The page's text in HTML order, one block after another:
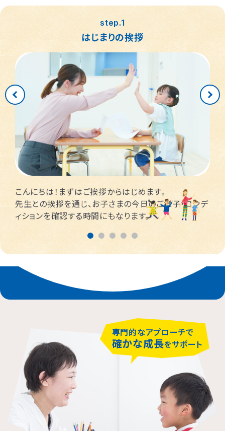
step.1
はじまりの挨拶
こんにちは！まずはご挨拶からはじめます。
先生との挨拶を通じ、お子さまの今日のご様子・コンデ
ィションを確認する時間にもなります。
専門的なアプローチで
確かな成長をサポート
川口市
さいたま市見沼区
さいたま市緑区
三郷市
新座市
戸田市
さいたま市南区
富士見市
所沢市
松戸市
八千代市
流山市
千葉市中央区
世田谷区
新宿区
日野市
目黒区
江戸川区
北区
千代田区
八王子市
横浜市戸塚区
相模原市中央区
川崎市中原区
厚木市
茅ケ崎市
藤沢市
横浜市鶴見区
相模原市緑区
川崎市多摩区
横浜市緑区
名古屋市千種区
名古屋市緑区
名古屋市瑞穂区
名古屋市中村区
堺市北区
高槻市
摂津市
大阪市平野区
堺市西区
大阪市此花区
堺市堺区
大阪市東淀川区
神戸市長田区
姫路市
神戸市中央区
仙台市青葉区
児童発達支援
LITALICOジュニア 仙台五橋教室
広島市南区
児童発達支援
LITALICOジュニア 広島皆実教室
福岡市早良区
福岡市西区
福岡市東区
春日市
太宰府市
福岡市中央区